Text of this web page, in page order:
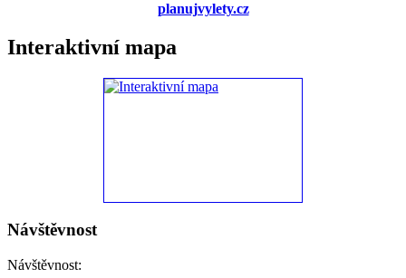
planujvylety.cz
Interaktivní mapa
Návštěvnost
Návštěvnost: